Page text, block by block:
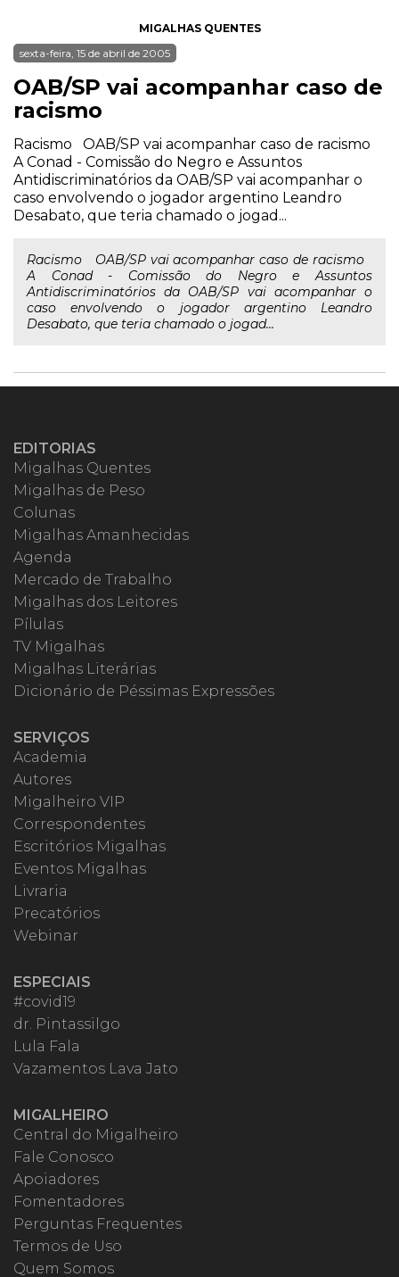
MIGALHAS QUENTES
sexta-feira, 15 de abril de 2005
OAB/SP vai acompanhar caso de
racismo
Racismo OAB/SP vai acompanhar caso de racismo
A Conad - Comissão do Negro e Assuntos
Antidiscriminatórios da OAB/SP vai acompanhar o
caso envolvendo o jogador argentino Leandro
Desabato, que teria chamado o jogad...
Racismo OAB/SP vai acompanhar caso de racismo
A Conad - Comissão do Negro e Assuntos
Antidiscriminatórios da OAB/SP vai acompanhar o
caso envolvendo o jogador argentino Leandro
Desabato, que teria chamado o jogad...
EDITORIAS
Migalhas Quentes
Migalhas de Peso
Colunas
Migalhas Amanhecidas
Agenda
Mercado de Trabalho
Migalhas dos Leitores
Pílulas
TV Migalhas
Migalhas Literárias
Dicionário de Péssimas Expressões
SERVIÇOS
Academia
Autores
Migalheiro VIP
Correspondentes
Escritórios Migalhas
Eventos Migalhas
Livraria
Precatórios
Webinar
ESPECIAIS
#covid19
dr. Pintassilgo
Lula Fala
Vazamentos Lava Jato
MIGALHEIRO
Central do Migalheiro
Fale Conosco
Apoiadores
Fomentadores
Perguntas Frequentes
Termos de Uso
Quem Somos